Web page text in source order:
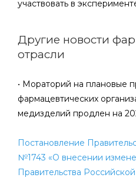
участвовать в
Другие новости
отрасли
• Мораторий на плановые
фармацевтических
медизделий продлен на
Постановление
№1743 «О внесении
Правительства